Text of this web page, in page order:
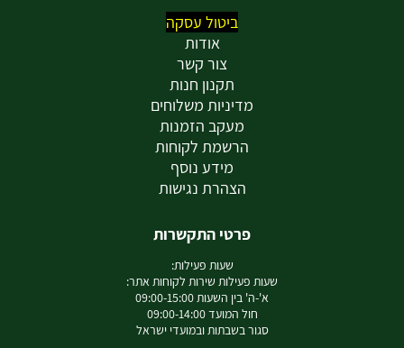
ביטול עסקה
אודות
צור קשר
תקנון חנות
מדיניות משלוחים
מעקב הזמנות
הרשמת לקוחות
מידע נוסף
הצהרת נגישות
פרטי התקשרות
שעות פעילות:
שעות פעילות שירות לקוחות אתר:
א'-ה' בין השעות 09:00-15:00
חול המועד 09:00-14:00
סגור בשבתות ובמועדי ישראל